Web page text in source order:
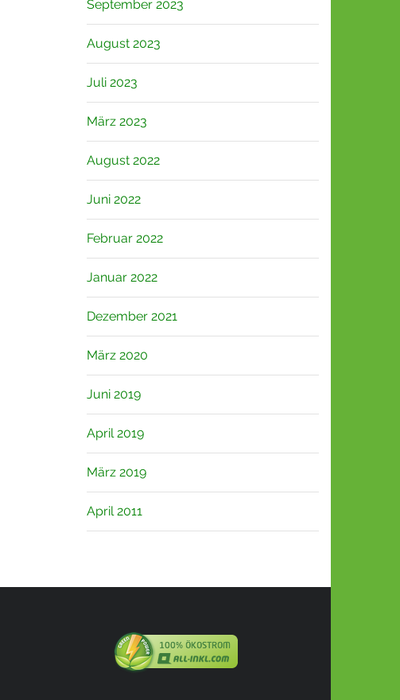
September 2023
August 2023
Juli 2023
März 2023
August 2022
Juni 2022
Februar 2022
Januar 2022
Dezember 2021
März 2020
Juni 2019
April 2019
März 2019
April 2011